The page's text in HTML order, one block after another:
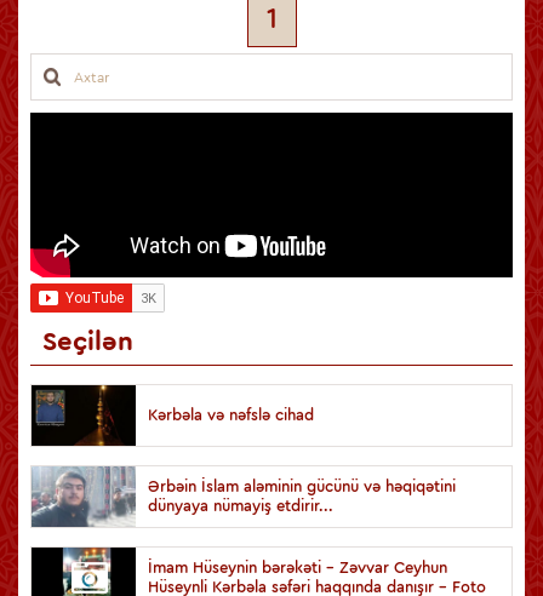
1
Seçilən
Kərbəla və nəfslə cihad
Ərbəin İslam aləminin gücünü və həqiqətini
dünyaya nümayiş etdirir...
İmam Hüseynin bərəkəti - Zəvvar Ceyhun
Hüseynli Kərbəla səfəri haqqında danışır - Foto